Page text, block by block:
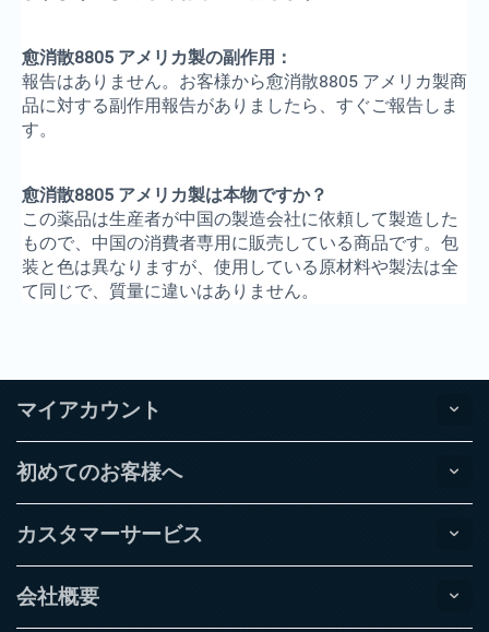
愈消散8805 アメリカ製の副作用：
報告はありません。お客様から愈消散8805 アメリカ製商
品に対する副作用報告がありましたら、すぐご報告しま
す。
愈消散8805 アメリカ製は本物ですか？
この薬品は生産者が中国の製造会社に依頼して製造した
もので、中国の消費者専用に販売している商品です。包
装と色は異なりますが、使用している原材料や製法は全
て同じで、質量に違いはありません。
マイアカウント
初めてのお客様へ
カスタマーサービス
会社概要